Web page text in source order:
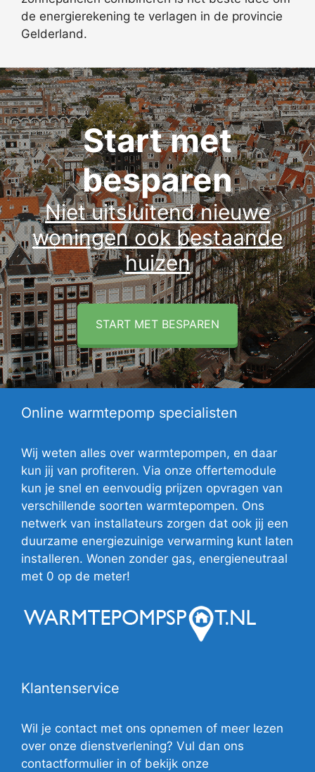
de energierekening te verlagen in de provincie
Gelderland.
Start met
besparen
Niet uitsluitend nieuwe
woningen ook bestaande
huizen
START MET BESPAREN
Online warmtepomp specialisten
Wij weten alles over warmtepompen, en daar
kun jij van profiteren. Via onze offertemodule
kun je snel en eenvoudig prijzen opvragen van
verschillende soorten warmtepompen. Ons
netwerk van installateurs zorgen dat ook jij een
duurzame energiezuinige verwarming kunt laten
installeren. Wonen zonder gas, energieneutraal
met 0 op de meter!
Klantenservice
Wil je contact met ons opnemen of meer lezen
over onze dienstverlening? Vul dan ons
contactformulier in of bekijk onze